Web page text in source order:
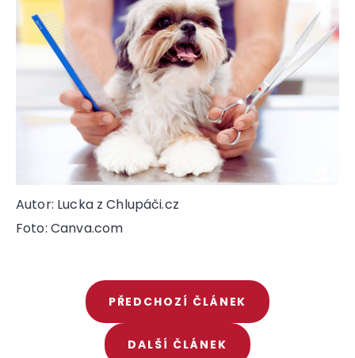
Autor: Lucka z Chlupáči.cz
Foto: Canva.com
PŘEDCHOZÍ ČLÁNEK
DALŠÍ ČLÁNEK